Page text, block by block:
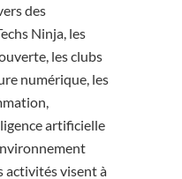
des
Ninja, les
les clubs
numérique, les
artificielle
activités visent à